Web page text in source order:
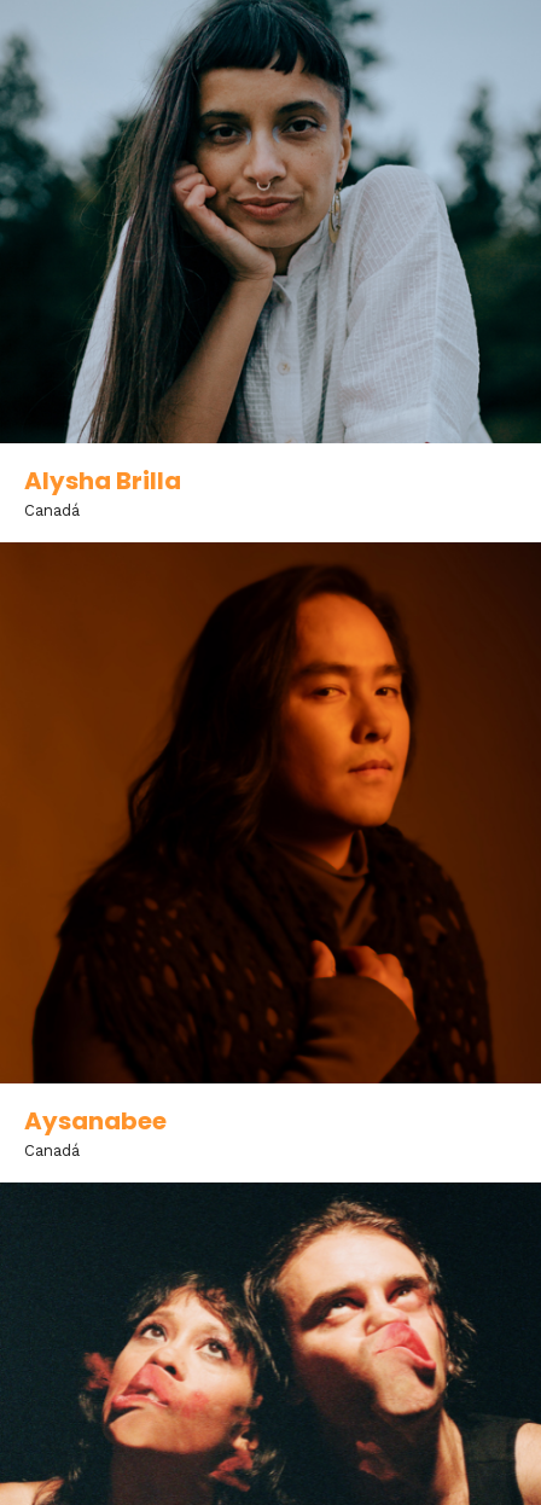
Alysha Brilla
Canadá
Aysanabee
Canadá